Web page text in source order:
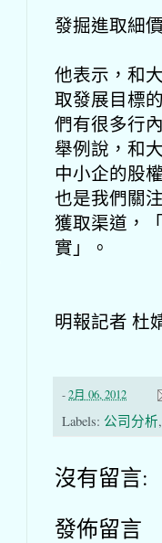
發掘進取細
他表示，和
取發展目標
們有很多行
舉例說，和
中小企的股
也是我們關
獲取渠道，
實」。
明報記者 杜
-2月 06, 2012
Labels: 公司分析
沒有留言:
發佈留言